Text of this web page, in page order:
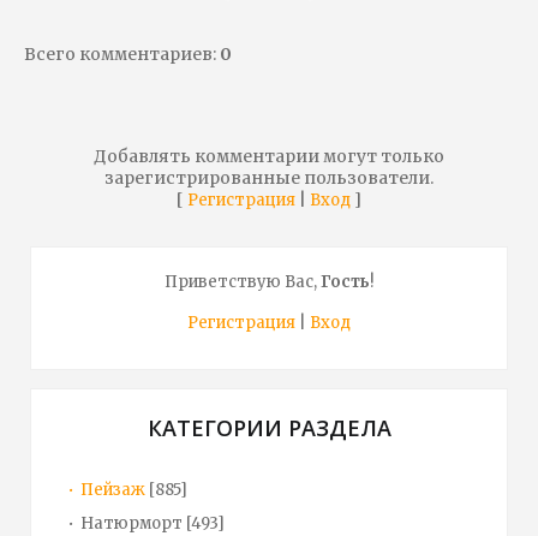
Всего комментариев: 0
Добавлять комментарии могут только
зарегистрированные пользователи.
[ Регистрация Вход ]
Приветствую Вас,Гость!
Регистрация
Вход
КАТЕГОРИИ РАЗДЕЛА
Пейзаж [885]
Натюрморт [493]